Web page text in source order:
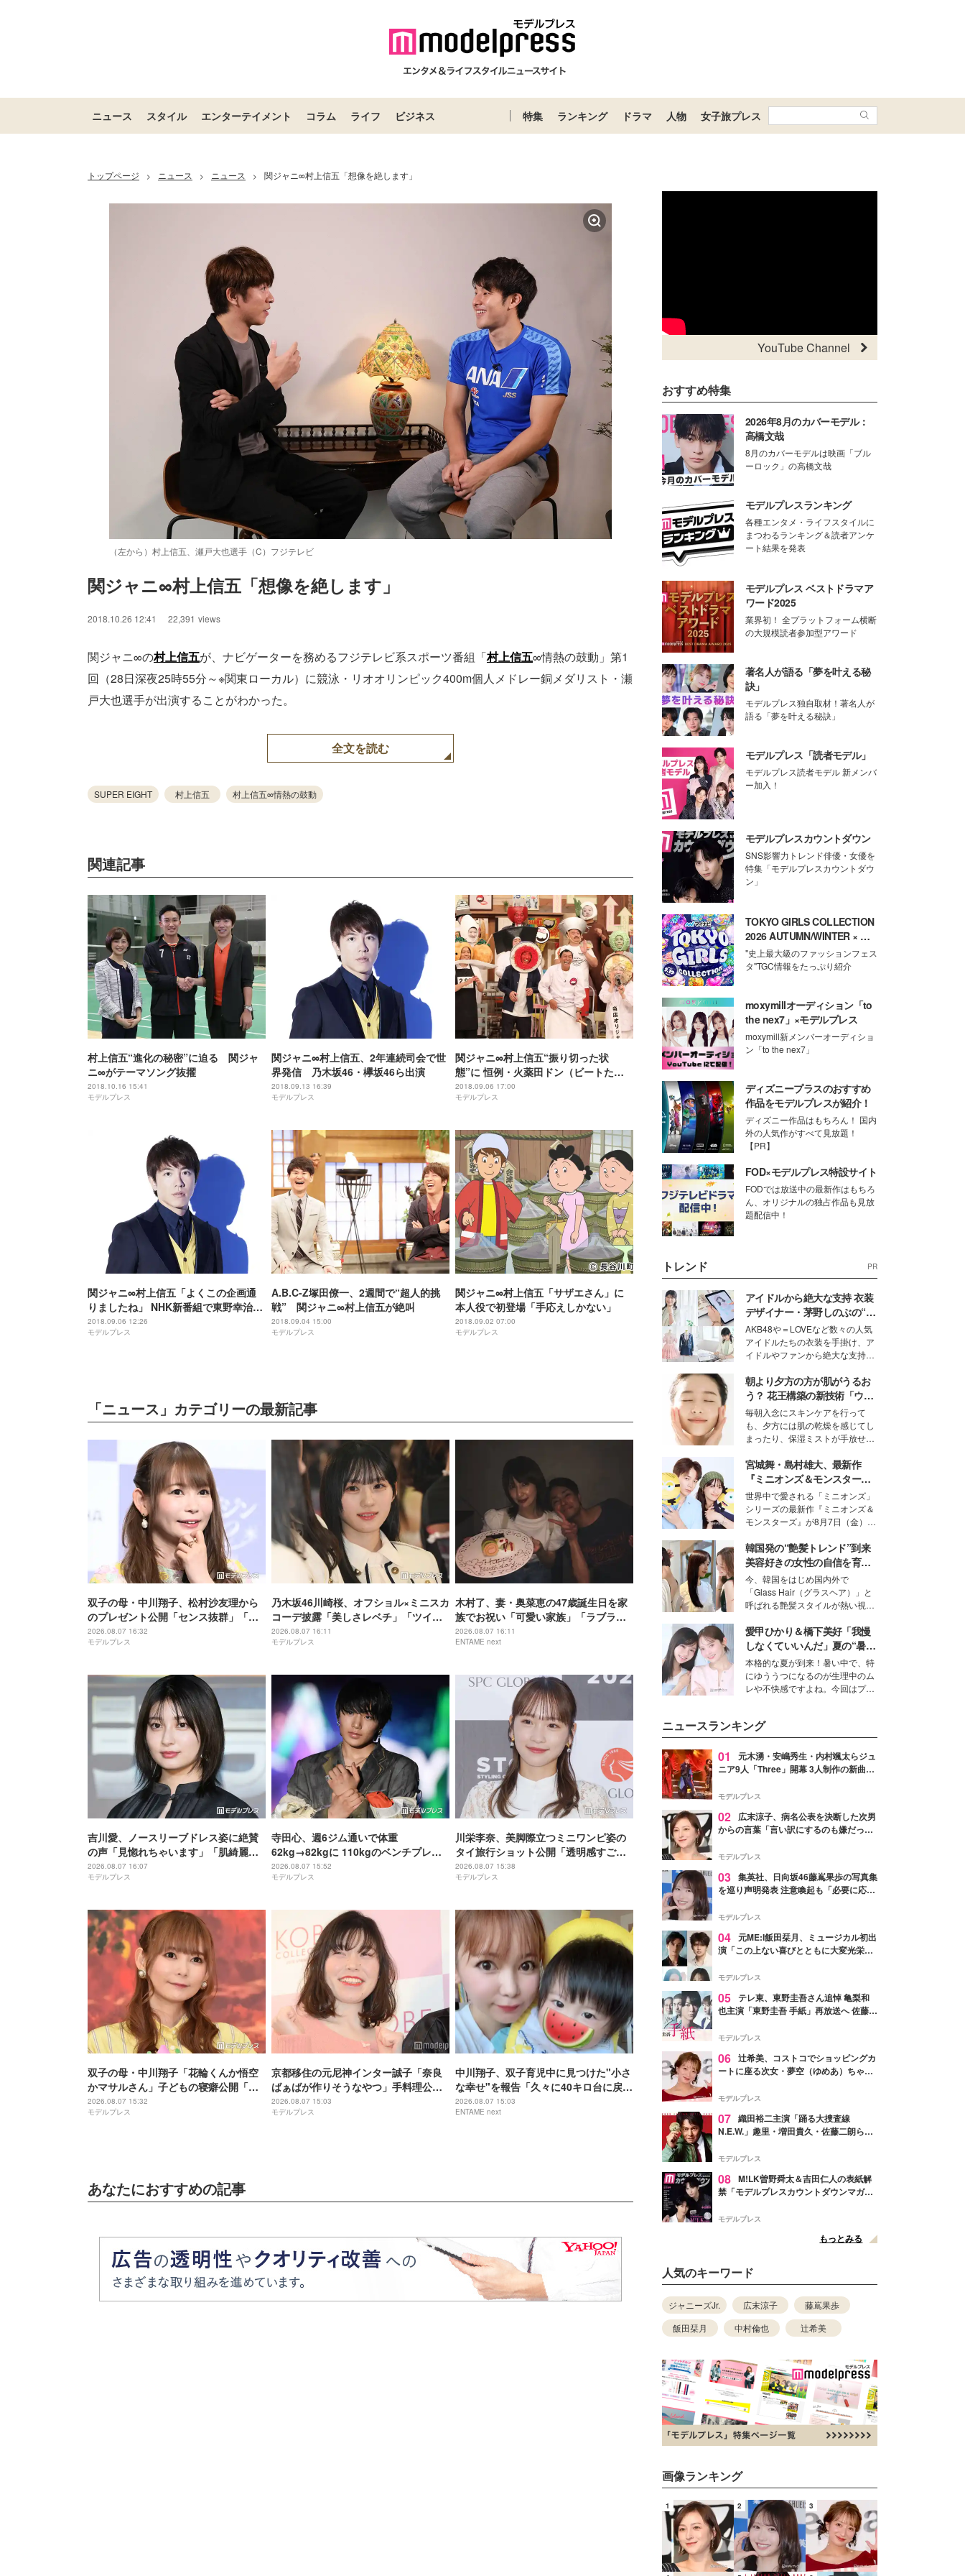
ニュース スタイル エンターテイメント コラム ライフ ビジネス 特集 ランキング ドラマ 人物 女子旅プレス
トップページ > ニュース > ニュース > 関ジャニ∞村上信五「想像を絶します」
（左から）村上信五、瀬戸大也選手（C）フジテレビ
関ジャニ∞村上信五「想像を絶します」
2018.10.26 12:41 22,391 views
関ジャニ∞の村上信五が、ナビゲーターを務めるフジテレビ系スポーツ番組「村上信五∞情熱の鼓動」第1
回（28日深夜25時55分～※関東ローカル）に競泳・リオオリンピック400m個人メドレー銅メダリスト・瀬
戸大也選手が出演することがわかった。
全文を読む
SUPER EIGHT 村上信五 村上信五∞情熱の鼓動
関連記事
村上信五“進化の秘密”に迫る 関ジャ
ニ∞がテーマソング抜擢
2018.10.16 15:41
モデルプレス
関ジャニ∞村上信五、2年連続司会で世
界発信 乃木坂46・欅坂46ら出演
2018.09.13 16:39
モデルプレス
関ジャニ∞村上信五“振り切った状
態”に 恒例・火薬田ドン（ビートたけ
し）中継も＜FNS27時間テレビ＞
2018.09.06 17:00
モデルプレス
関ジャニ∞村上信五「よくこの企画通
りましたね」 NHK新番組で東野幸治と
タッグ
2018.09.06 12:26
モデルプレス
A.B.C-Z塚田僚一、2週間で“超人的挑
戦” 関ジャニ∞村上信五が絶叫
2018.09.04 15:00
モデルプレス
関ジャニ∞村上信五「サザエさん」に
本人役で初登場「手応えしかない」
2018.09.02 07:00
モデルプレス
「ニュース」カテゴリーの最新記事
双子の母・中川翔子、松村沙友理から
のプレゼント公開「センス抜群」「も
らったら嬉しい」と反響
2026.08.07 16:32
モデルプレス
乃木坂46川崎桜、オフショル×ミニスカ
コーデ披露「美しさレベチ」「ツイン
テール最高」の声
2026.08.07 16:11
モデルプレス
木村了、妻・奥菜恵の47歳誕生日を家
族でお祝い「可愛い家族」「ラブラブ
ですね」の声
2026.08.07 16:11
ENTAME next
吉川愛、ノースリーブドレス姿に絶賛
の声「見惚れちゃいます」「肌綺麗す
ぎる」
2026.08.07 16:07
モデルプレス
寺田心、週6ジム通いで体重
62kg→82kgに 110kgのベンチプレス
持ち上げる姿披露「胸板の厚みすご
い」「かっこいい」と反響
2026.08.07 15:52
モデルプレス
川栄李奈、美脚際立つミニワンピ姿の
タイ旅行ショット公開「透明感すご
い」「脚が真っ直ぐで綺麗」
2026.08.07 15:38
モデルプレス
双子の母・中川翔子「花輪くんか悟空
かマサルさん」子どもの寝癖公開「芸
術的」「クセが強い」と反響
2026.08.07 15:32
モデルプレス
京都移住の元尼神インター誠子「奈良
ばぁばが作りそうなやつ」手料理公開
「アレンジのセンスが抜群」「こんが
り焼き色が最高」と反響
2026.08.07 15:03
モデルプレス
中川翔子、双子育児中に見つけた"小さ
な幸せ"を報告「久々に40キロ台に戻れ
た」
2026.08.07 15:03
ENTAME next
あなたにおすすめの記事
YouTube Channel
おすすめ特集
2026年8月のカバーモデル：
高橋文哉
8月のカバーモデルは映画「ブル
ーロック」の高橋文哉
モデルプレスランキング
各種エンタメ・ライフスタイルに
まつわるランキング＆読者アンケ
ート結果を発表
モデルプレス ベストドラマア
ワード2025
業界初！ 全プラットフォーム横断
の大規模読者参加型アワード
著名人が語る「夢を叶える秘
訣」
モデルプレス独自取材！著名人が
語る「夢を叶える秘訣」
モデルプレス「読者モデル」
モデルプレス読者モデル 新メンバ
ー加入！
モデルプレスカウントダウン
SNS影響力トレンド俳優・女優を
特集「モデルプレスカウントダウ
ン」
TOKYO GIRLS COLLECTION
2026 AUTUMN/WINTER × モ
デルプレス
"史上最大級のファッションフェス
タ"TGC情報をたっぷり紹介
moxymillオーディション「to
the nex7」×モデルプレス
moxymill新メンバーオーディショ
ン「to the nex7」
ディズニープラスのおすすめ
作品をモデルプレスが紹介！
ディズニー作品はもちろん！ 国内
外の人気作がすべて見放題！
【PR】
FOD×モデルプレス特設サイト
FODでは放送中の最新作はもちろ
ん、オリジナルの独占作品も見放
題配信中！
トレンド PR
アイドルから絶大な支持 衣装
デザイナー・茅野しのぶの“可
愛い”を作る美学＜「シチズン
クロスシー」インタビュー＞
AKB48や＝LOVEなど数々の人気
アイドルたちの衣装を手掛け、ア
イドルやファンから絶大な支持を
取締役兼クリエイティブディレク
ター・茅野しのぶ。一人ひとりの
個性に寄り添い、魅力を引き出す
衣装作りは、多くの女性たちに勇
気と自信を与え続けている。
朝より夕方の方が肌がうるお
う？ 花王構築の新技術「ウォ
ーターキャプチャリングスキ
ン（捕水肌）」がスキンケア
の常識を変える予感
毎朝入念にスキンケアを行って
も、夕方には肌の乾燥を感じてし
まったり、保湿ミストが手放せな
な美容の常識を大きく変える可能
性を秘めた、革新的な「Water
Capturing Skin（ウォーターキャ
プチャリングスキン：捕水肌）」
技術を、花王が構築した。
宮城舞・島村雄大、最新作
『ミニオンズ＆モンスター
ズ』の魅力熱弁 ハチャメチャ
だけじゃない“友情と絆”に感
動
世界中で愛される「ミニオンズ」
シリーズの最新作『ミニオンズ＆
モンスターズ』が8月7日（金）に
ニオン好き”という共通点を持つモ
デルの宮城舞と島村雄大の特別対
談をお届け！それぞれの視点か
ら、今作ならではの魅力や予想外
の感動をもたらす奥深いストーリ
ーについて熱く語り合ってもらっ
た。
韓国発の“艶髪トレンド”到来
美容好きの女性の自信を育む
「ヘアケア事情」って？
今、韓国をはじめ国内外で
「Glass Hair（グラスヘア）」と
呼ばれる艶髪スタイルが熱い視線
ションの完成度を高めるベースと
して、“髪そのものの美しさ”に改
めて注目する人が増えている様
子。今回は、そんな憧れの艶やか
な髪を日常で叶える、美容好きの
女性たちのヘアケア事情を紹介し
愛甲ひかり＆橋下美好「我慢
しなくていいんだ」夏の“暑さ
対策”の新しい選択肢とは？
本格的な夏が到来！暑い中で、特
にゆううつになるのが生理中のム
レや不快感ですよね。今回はプラ
好さんを迎えて本音で女子会トー
ク。猛暑のお出かけを快適に過ご
すヒントや、2人が感動した夏の
生理の新常識にも迫りました。
ニュースランキング
01
元木湧・安嶋秀生・内村颯太らジュ
ニア9人「Three」開幕 3人制作の新曲＆
進んで夢を掴みたい」【ゲネプロレポ】
モデルプレス
02
広末涼子、病名公表を決断した次男
からの言葉「言い訳にするのも嫌だっ
モデルプレス
03 集英社、日向坂46藤嶌果歩の写真集
を巡り声明発表 注意喚起も「必要に応じ
モデルプレス
04 元ME:I飯田栞月、ミュージカル初出
演「この上ない喜びとともに大変光栄」
ャスト発表
モデルプレス
05 テレ東、東野圭吾さん追悼 亀梨和
也主演「東野圭吾 手紙」再放送へ 佐藤隆
モデルプレス
06 辻希美、コストコでショッピングカ
ートに座る次女・夢空（ゆめあ）ちゃん
ぎ」「成長を感じる」の声
モデルプレス
07 織田裕二主演「踊る大捜査線
N.E.W.」趣里・増田貴久・佐藤二朗ら新
徴する“謎のキーワード”も
モデルプレス
08 M!LK曽野舜太＆吉田仁人の表紙解
禁「モデルプレスカウントダウンマガジ
モデルプレス
もっとみる
人気のキーワード
ジャニーズJr. 広末涼子
藤嶌果歩
飯田栞月
中村倫也 辻希美
画像ランキング
1 2 3